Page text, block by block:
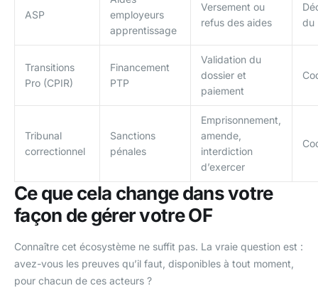
ASP
employeurs
apprentissage
Versement ou
refus des aides
du
Transitions
Pro (CPIR)
Financement
PTP
Validation du
dossier et
paiement
Tribunal
correctionnel
Sanctions
pénales
Emprisonnement,
amende,
interdiction
d’exercer
Ce que cela change dans votre
façon de gérer votre OF
Connaître cet écosystème ne suffit pas. La vraie question est :
avez-vous les preuves qu’il faut, disponibles à tout moment,
pour chacun de ces acteurs ?